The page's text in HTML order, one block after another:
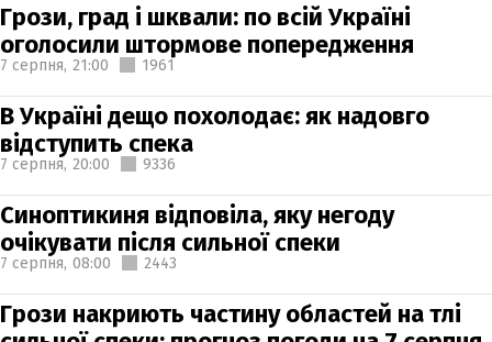
Грози, град і шквали: по всій Україні
оголосили штормове попередження
7 серпня, 21:00 1961
В Україні дещо похолодає: як надовго
відступить спека
7 серпня, 20:00 9336
Синоптикиня відповіла, яку негоду
очікувати після сильної спеки
7 серпня, 08:00 2443
Грози накриють частину областей на тлі